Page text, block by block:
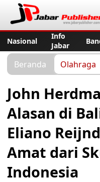
Nasional
Info
Jabar
Beranda Olahraga
John
Alasan di
Eliano
Amat dari
Indonesia